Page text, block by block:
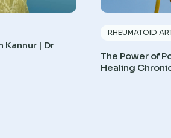
Kannur | Dr
RHEUMATOID
The Power of
Healing